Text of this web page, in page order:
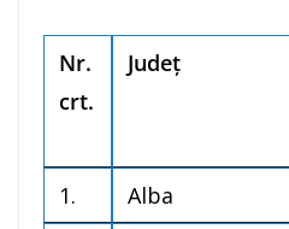
Nr.
crt.
Județ
1.
Alba